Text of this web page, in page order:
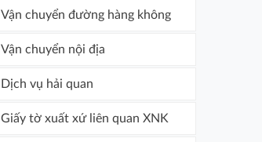
Vận chuyển đường hàng không
Vận chuyển nội địa
Dịch vụ hải quan
Giấy tờ xuất xứ liên quan XNK